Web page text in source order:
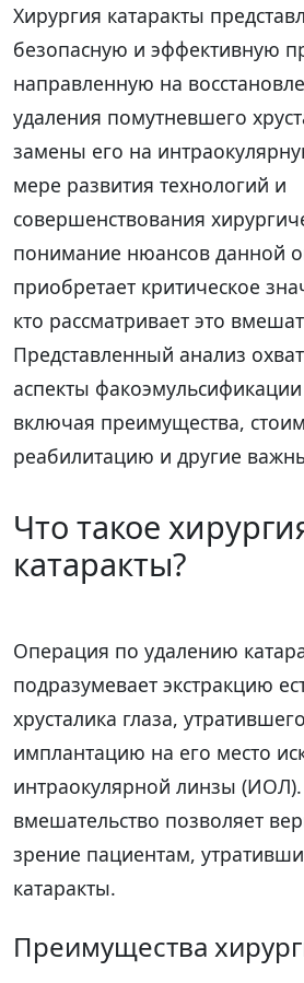
Хирургия катаракты
безопасную и эффективную
направленную на
удаления помутневшего
замены его на
мере развития технологий и
совершенствования
понимание нюансов данной
приобретает критическое
кто рассматривает это
Представленный анализ
аспекты
включая преимущества,
реабилитацию и другие
Что такое
катаракты?
Операция по удалению
подразумевает экстракцию
хрусталика глаза,
имплантацию на его место
интраокулярной линзы
вмешательство позволяет
зрение пациентам,
катаракты.
Преимущества